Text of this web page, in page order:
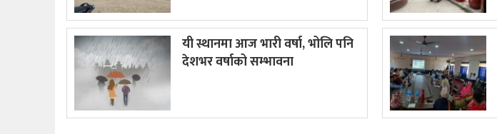
यी स्थानमा आज भारी वर्षा, भोलि पनि
देशभर वर्षाको सम्भावना